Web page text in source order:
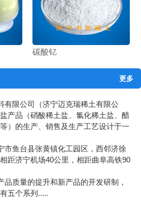
碳酸钇
更多
限公司（济宁迈克瑞稀土有限公
产品（硝酸稀土盐、氯化稀土盐、醋
）的生产、销售及生产工艺设计于一
鱼台县张黄镇化工园区，西邻济徐
距济宁机场40公里，相距曲阜高铁90
质量的提升和新产品的开发研制，
五个系列.....